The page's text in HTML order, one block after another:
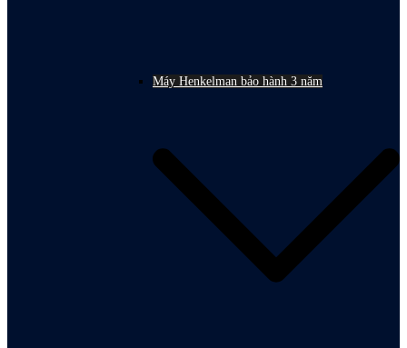
Máy Henkelman bảo hành 3 năm